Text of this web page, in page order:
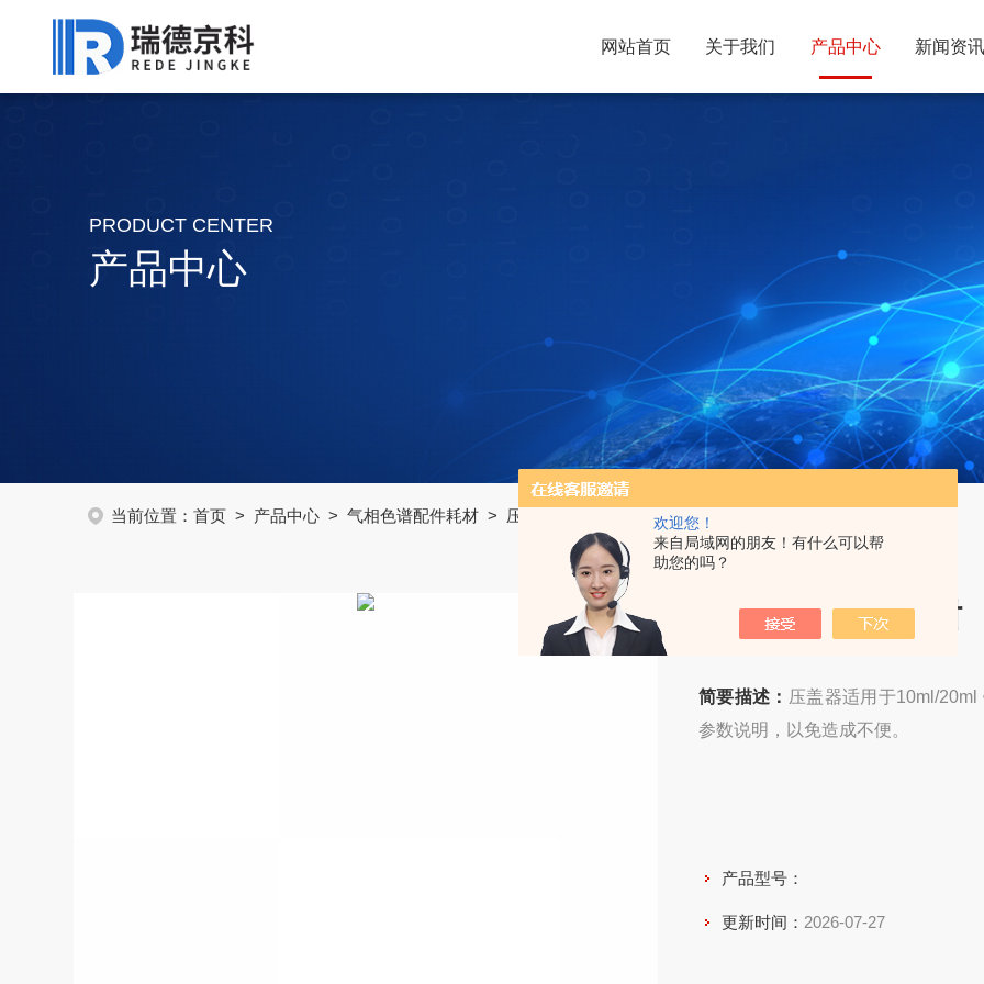
欢迎您！
来自局域网的朋友！有什么可以帮
助您的吗？
网站首页 关于我们 产品中心 新闻资
PRODUCT CENTER
产品中心
当前位置：首页 > 产品中心 >气相色谱配件耗材 > 压盖钳/启盖器 > 顶空进样瓶压盖钳
顶空进样瓶压盖钳
简要描述： 压盖器适用于10ml/
参数说明，以免造成不便。
产品型号：
更新时间： 2026-07-27